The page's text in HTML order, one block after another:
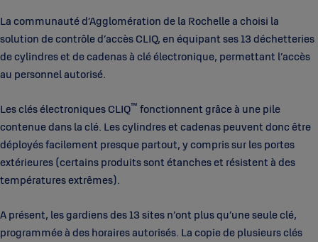
La communauté d’Agglomération de la Rochelle a choisi la
solution de contrôle d’accès CLIQ, en équipant ses 13 déchetteries
de cylindres et de cadenas à clé électronique, permettant l’accès
au personnel autorisé.
Les clés électroniques CLIQ™ fonctionnent grâce à une pile
contenue dans la clé. Les cylindres et cadenas peuvent donc être
déployés facilement presque partout, y compris sur les portes
extérieures (certains produits sont étanches et résistent à des
températures extrêmes).
A présent, les gardiens des 13 sites n’ont plus qu’une seule clé,
programmée à des horaires autorisés. La copie de plusieurs clés